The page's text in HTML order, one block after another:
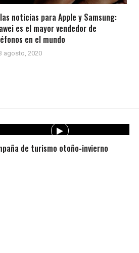
noticias para Apple y Samsung:
es el mayor vendedor de
en el mundo
agosto, 2020
de turismo otoño-invierno